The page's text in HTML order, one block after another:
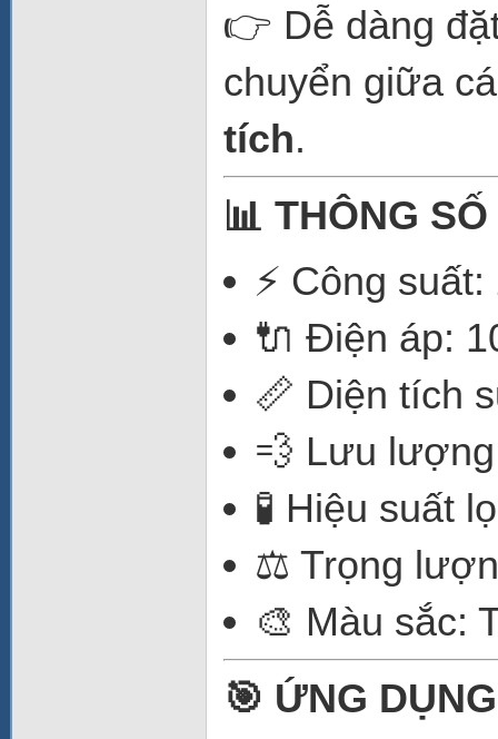
👉 Dễ dàng
chuyển giữa
tích.
📊 THÔNG
⚡ Công
🔌 Điện áp:
📏 Diện tích
💨 Lưu
🧪 Hiệu suất
⚖️ Trọng
🎨 Màu sắc:
🎯 ỨNG